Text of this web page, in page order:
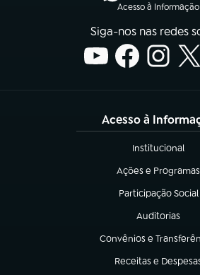
Acesso à Informação
Siga-nos nas redes
Acesso à
Institucional
(abre em nova
Ações e Programas
(abre em nova aba)
Participação Social
(abre em nova aba)
Auditorias
(abre em nova
Convênios e
(abre em nova aba)
Receitas e
(abre em nova aba)